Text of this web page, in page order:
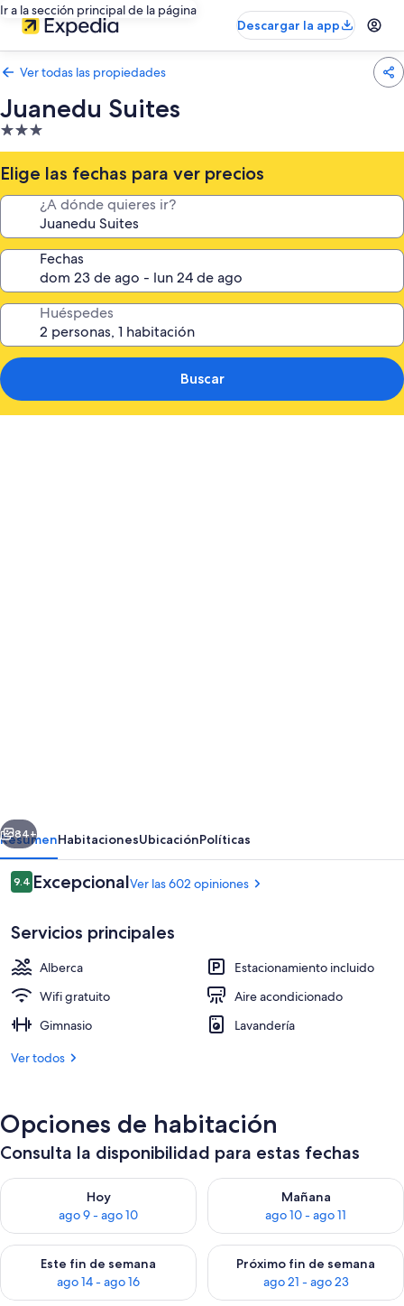
Ir a la sección principal de la página
Descargar la app
Ver todas las propiedades
Juanedu Suites
Propiedad
de
3.0
estrellas
Elige las fechas para ver precios
¿A dónde quieres ir?
Fechas
Huéspedes
Buscar
Alberca al aire libre
Siguiente
84+
ResumenHabitacionesUbicaciónPolíticas
Opiniones
9.49.4 de 10,
ExcepcionalVer las 602 opiniones
Servicios principales
Alberca
Estacionamiento incluido
Wifi gratuito
Aire acondicionado
Gimnasio
Lavandería
Ver todos
Opciones de habitación
Consulta la disponibilidad para estas fechas
Hoy
ago 9 - ago 10
Consulta la disponibilidad para hoy ago 9 - ago 10
Mañana
ago 10 - ago 11
Consulta la disponibilidad
Este fin de semana
ago 14 - ago 16
Consulta la disponibilidad para este fin de semana ago 14 -
Próximo fin de semana
ago 21 - ago 23
Consulta la disponibilidad